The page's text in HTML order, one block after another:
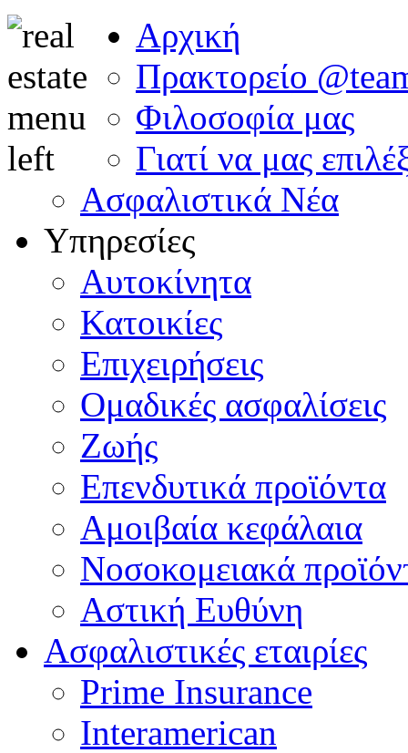
Αρχική
Πρακτορείο
Φιλοσοφία μας
Γιατί να μας
Ασφαλιστικά Νέα
Υπηρεσίες
Αυτοκίνητα
Κατοικίες
Επιχειρήσεις
Ομαδικές ασφαλίσεις
Ζωής
Επενδυτικά προϊόντα
Αμοιβαία κεφάλαια
Νοσοκομειακά
Αστική Ευθύνη
Ασφαλιστικές εταιρίες
Prime Insurance
Interamerican